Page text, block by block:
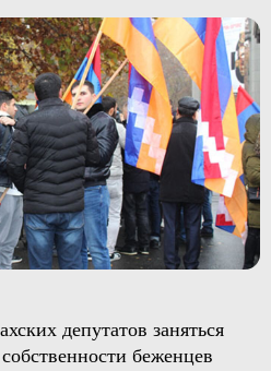
депутатов заняться
беженцев